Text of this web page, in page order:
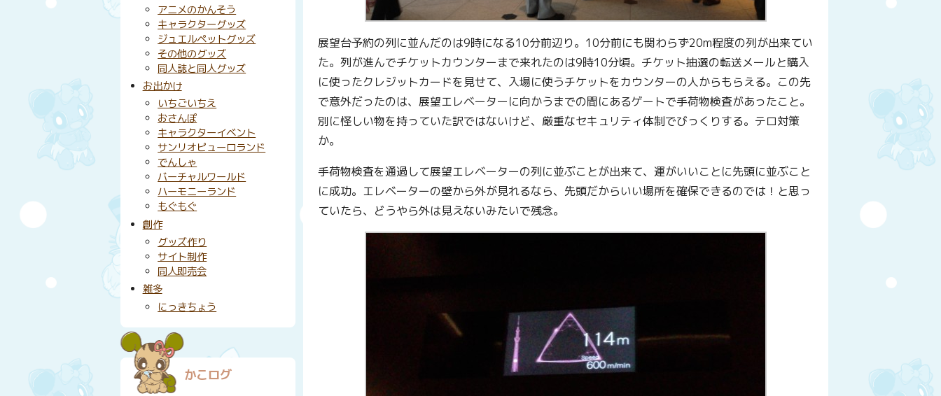
展望台予約の列に並んだのは9時になる10分前辺り。10分前にも関わらず20m程度の列が出来てい
た。列が進んでチケットカウンターまで来れたのは9時10分頃。チケット抽選の転送メールと購入
に使ったクレジットカードを見せて、入場に使うチケットをカウンターの人からもらえる。この先
で意外だったのは、展望エレベーターに向かうまでの間にあるゲートで手荷物検査があったこと。
別に怪しい物を持っていた訳ではないけど、厳重なセキュリティ体制でびっくりする。テロ対策
か。
手荷物検査を通過して展望エレベーターの列に並ぶことが出来て、運がいいことに先頭に並ぶこと
に成功。エレベーターの壁から外が見れるなら、先頭だからいい場所を確保できるのでは！と思っ
ていたら、どうやら外は見えないみたいで残念。
アニメのかんそう
キャラクターグッズ
ジュエルペットグッズ
その他のグッズ
同人誌と同人グッズ
お出かけ
いちごいちえ
おさんぽ
キャラクターイベント
サンリオピューロランド
でんしゃ
バーチャルワールド
ハーモニーランド
もぐもぐ
創作
グッズ作り
サイト制作
同人即売会
雑多
にっきちょう
かこログ